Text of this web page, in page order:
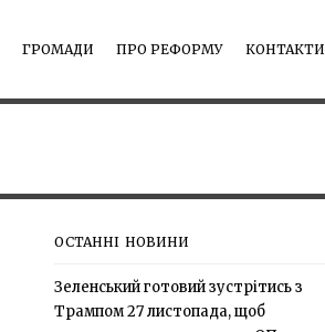
ГРОМАДИ ПРО РЕФОРМУ КОНТАКТИ
ОСТАННІ НОВИНИ
Зеленський готовий зустрітись з
Трампом 27 листопада, щоб